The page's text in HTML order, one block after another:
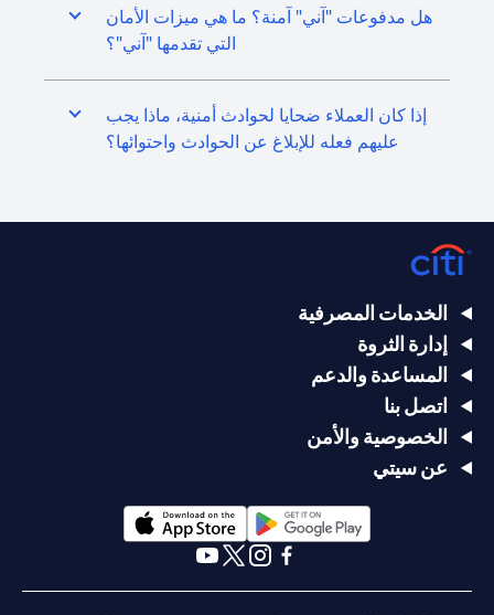
هل مدفوعات "آني" آمنة؟ ما هي ميزات الأمان
التي تقدمها "آني"؟
إذا كان العملاء ضحايا لحوادث أمنية، ماذا يجب
عليهم فعله للإبلاغ عن الحوادث واحتوائها؟
الخدمات المصرفية
إدارة الثروة
المساعدة والدعم
اتصل بنا
الخصوصية والأمن
عن سيتي
(opens in a new tab)